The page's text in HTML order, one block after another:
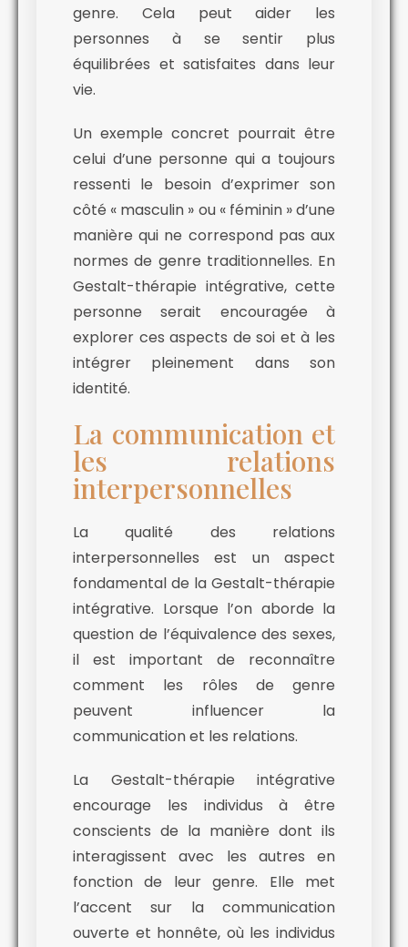
genre. Cela peut aider les
personnes à se sentir plus
équilibrées et satisfaites dans leur
vie.
Un exemple concret pourrait être
celui d’une personne qui a toujours
ressenti le besoin d’exprimer son
côté « masculin » ou « féminin » d’une
manière qui ne correspond pas aux
normes de genre traditionnelles. En
Gestalt-thérapie intégrative, cette
personne serait encouragée à
explorer ces aspects de soi et à les
intégrer pleinement dans son
identité.
La communication et
les relations
interpersonnelles
La qualité des relations
interpersonnelles est un aspect
fondamental de la Gestalt-thérapie
intégrative. Lorsque l’on aborde la
question de l’équivalence des sexes,
il est important de reconnaître
comment les rôles de genre
peuvent influencer la
communication et les relations.
La Gestalt-thérapie intégrative
encourage les individus à être
conscients de la manière dont ils
interagissent avec les autres en
fonction de leur genre. Elle met
l’accent sur la communication
ouverte et honnête, où les individus